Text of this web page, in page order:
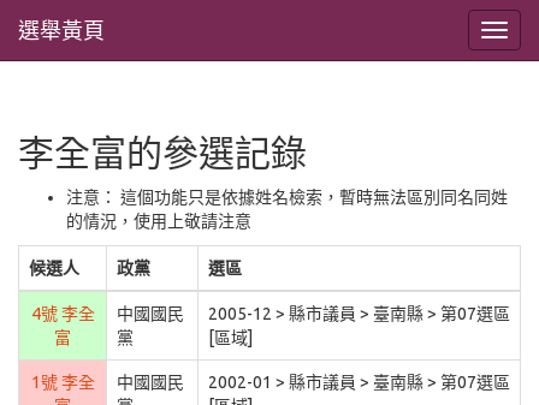
選舉黃頁
李全富的參選記錄
注意： 這個功能只是依據姓名檢索，暫時無法區別同名同姓
的情況，使用上敬請注意
候選人 政黨 選區
4號 李全
富
中國國民
黨
2005-12 > 縣市議員 > 臺南縣 > 第07選區
[區域]
1號 李全
中國國民
2002-01 > 縣市議員 > 臺南縣 > 第07選區